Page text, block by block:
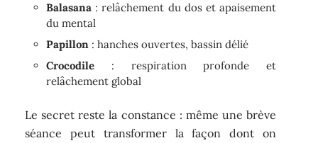
Balasana : relâchement du dos et apaisement
du mental
Papillon : hanches ouvertes, bassin délié
Crocodile : respiration profonde et
relâchement global
Le secret reste la constance : même une brève
séance peut transformer la façon dont on